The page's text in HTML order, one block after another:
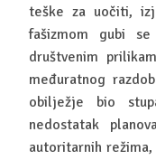
teške za uočiti,
fašizmom gubi
društvenim
međuratnog
obilježje bio
nedostatak
autoritarnih